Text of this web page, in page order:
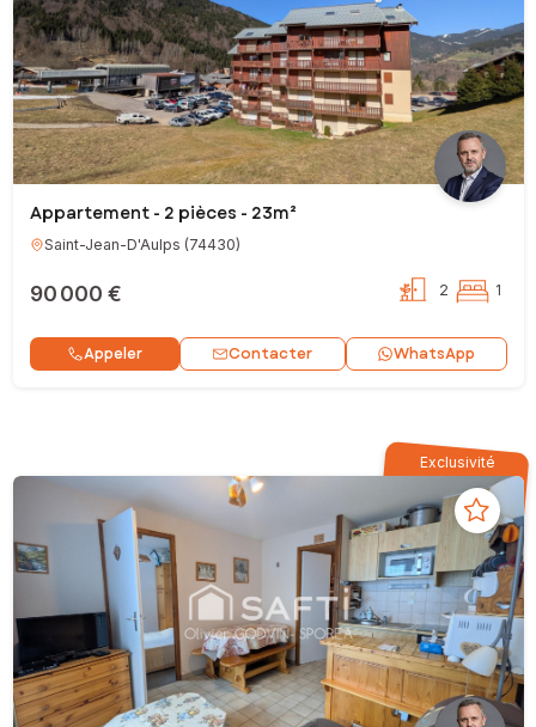
Appartement - 2 pièces - 23m²
Saint-Jean-D'Aulps (74430)
90 000 € 2 1
Appeler Contacter WhatsApp
Exclusivité